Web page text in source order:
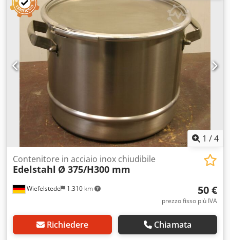
1 /4
Wiefelstede 1.310 km
Contenitore in acciaio inox chiudibile
Edelstahl Ø 375/H300 mm
50 €
prezzo fisso più IVA
Richiedere Chiamata